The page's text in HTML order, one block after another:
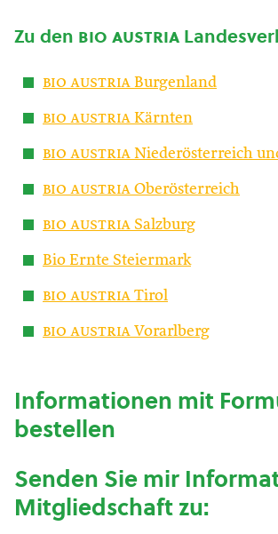
Zu den bio austria
bio austria Burgenland
bio austria Kärnten
bio austria Niederösterreich
bio austria Oberösterreich
bio austria Salzburg
Bio Ernte Steiermark
bio austria Tirol
bio austria Vorarlberg
Informationen mit
bestellen
Senden Sie mir
Mitgliedschaft zu: